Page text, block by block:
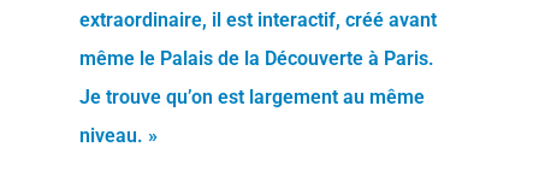
extraordinaire, il est interactif, créé avant
même le Palais de la Découverte à Paris.
Je trouve qu’on est largement au même
niveau. »